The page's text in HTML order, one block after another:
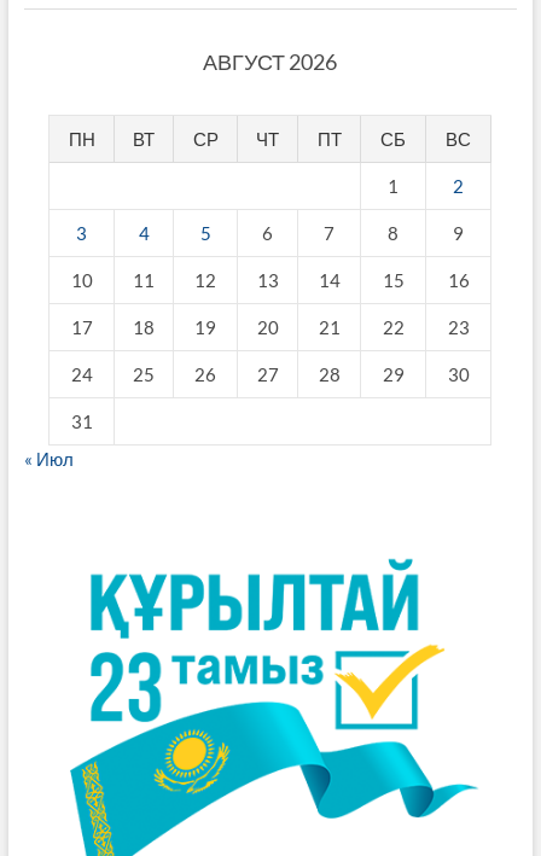
АВГУСТ 2026
ПН ВТ СР ЧТ ПТ СБ ВС
1 2
3 4 5 6 7 8 9
10 11 12 13 14 15 16
17 18 19 20 21 22 23
24 25 26 27 28 29 30
31
« Июл